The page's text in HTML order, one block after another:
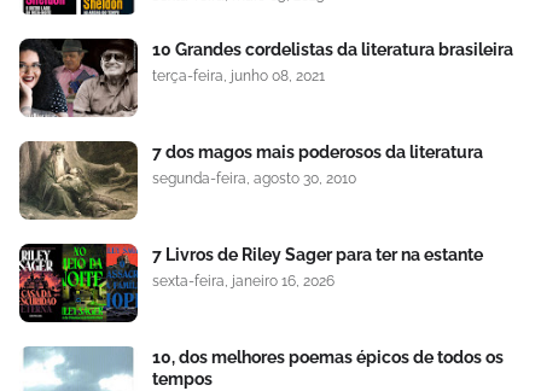
10 Grandes cordelistas da literatura brasileira
terça-feira, junho 08, 2021
7 dos magos mais poderosos da literatura
segunda-feira, agosto 30, 2010
7 Livros de Riley Sager para ter na estante
sexta-feira, janeiro 16, 2026
10, dos melhores poemas épicos de todos os
tempos